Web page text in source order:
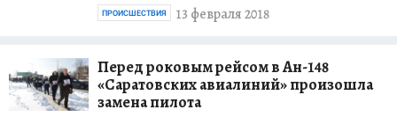
13 февраля 2018
ПРОИСШЕСТВИЯ
Перед роковым рейсом в Ан-148
«Саратовских авиалиний» произошла
замена пилота